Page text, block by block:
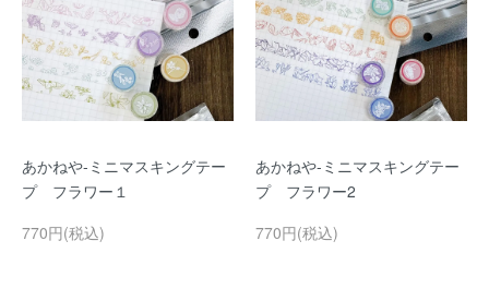
あかねや-ミニマスキングテー
プ フラワー１
770円(税込)
あかねや-ミニマスキングテー
プ フラワー2
770円(税込)